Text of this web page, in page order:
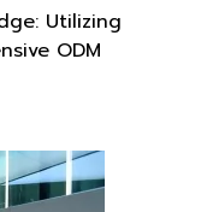
Utilizing
ODM